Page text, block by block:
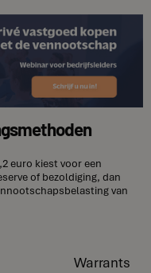
euro kiest voor een
of bezoldiging, dan
van
Warrants